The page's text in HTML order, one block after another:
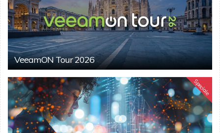
VeeamON Tour 2026
Speciale